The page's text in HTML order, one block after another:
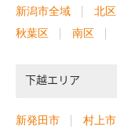
新潟市全域 北区
秋葉区
南区
下越エリア
新発田市 村上市